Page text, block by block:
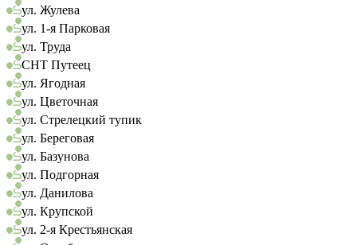
ул. Жулева
ул. 1-я Парковая
ул. Труда
СНТ Путеец
ул. Ягодная
ул. Цветочная
ул. Стрелецкий тупик
ул. Береговая
ул. Базунова
ул. Подгорная
ул. Данилова
ул. Крупской
ул. 2-я Крестьянская